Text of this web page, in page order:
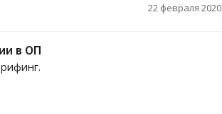
22 февраля
в ОП